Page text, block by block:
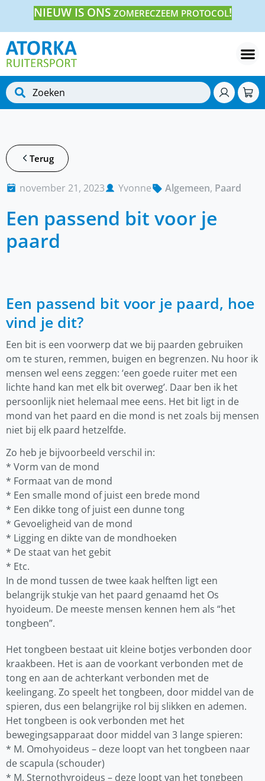
NIEUW IS ONS ZOMERECZEEM PROTOCOL!
Terug
november 21, 2023 Yvonne Algemeen, Paard
Een passend bit voor je
paard
Een passend bit voor je paard, hoe
vind je dit?
Een bit is een voorwerp dat we bij paarden gebruiken
om te sturen, remmen, buigen en begrenzen. Nu hoor ik
mensen wel eens zeggen: ‘een goede ruiter met een
lichte hand kan met elk bit overweg’. Daar ben ik het
persoonlijk niet helemaal mee eens. Het bit ligt in de
mond van het paard en die mond is net zoals bij mensen
niet bij elk paard hetzelfde.
Zo heb je bijvoorbeeld verschil in:
* Vorm van de mond
* Formaat van de mond
* Een smalle mond of juist een brede mond
* Een dikke tong of juist een dunne tong
* Gevoeligheid van de mond
* Ligging en dikte van de mondhoeken
* De staat van het gebit
* Etc.
In de mond tussen de twee kaak helften ligt een
belangrijk stukje van het paard genaamd het Os
hyoideum. De meeste mensen kennen hem als “het
tongbeen”.
Het tongbeen bestaat uit kleine botjes verbonden door
kraakbeen. Het is aan de voorkant verbonden met de
tong en aan de achterkant verbonden met de
keelingang. Zo speelt het tongbeen, door middel van de
spieren, dus een belangrijke rol bij slikken en ademen.
Het tongbeen is ook verbonden met het
bewegingsapparaat door middel van 3 lange spieren:
* M. Omohyoideus – deze loopt van het tongbeen naar
de scapula (schouder)
* M. Sternothyroideus – deze loopt van het tongbeen